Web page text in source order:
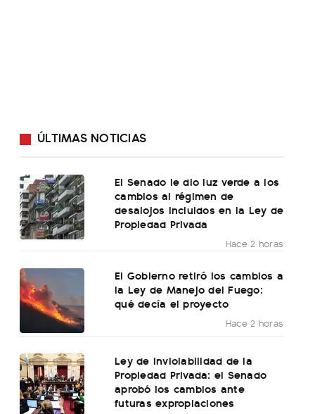
ÚLTIMAS NOTICIAS
El Senado le dio luz verde a los
cambios al régimen de
desalojos incluidos en la Ley de
Propiedad Privada
Hace 2 horas
El Gobierno retiró los cambios a
la Ley de Manejo del Fuego:
qué decía el proyecto
Hace 2 horas
Ley de Inviolabilidad de la
Propiedad Privada: el Senado
aprobó los cambios ante
futuras expropiaciones